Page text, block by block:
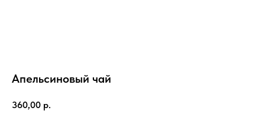
Апельсиновый чай
360,00 р.